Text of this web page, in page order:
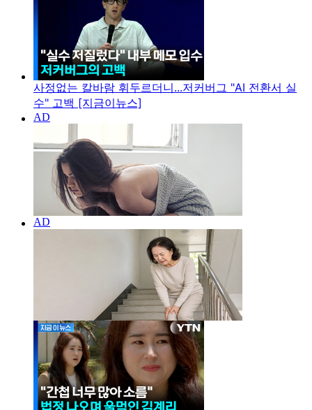
사정없는 칼바람 휘두르더니...저커버그 "AI 전환서 실
수" 고백 [지금이뉴스]